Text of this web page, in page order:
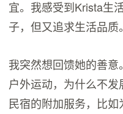
宜。我感受到Krista生
子，但又追求生活品质。
我突然想回馈她的善
户外运动，为什么不
民宿的附加服务，比